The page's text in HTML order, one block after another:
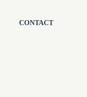
CONTACT